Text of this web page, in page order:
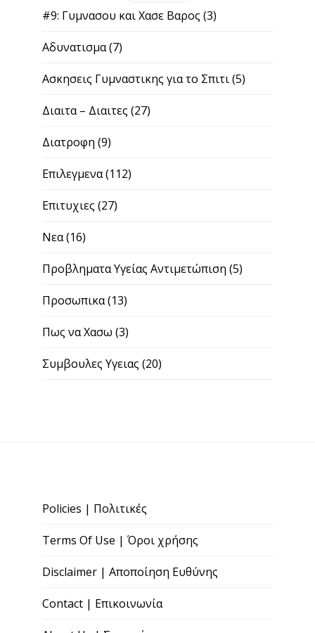
#9: Γυμνασου και Χασε Βαρος (3)
Αδυνατισμα(7)
Ασκησεις Γυμναστικης για το Σπιτι(5)
Διαιτα – Διαιτες (27)
Διατροφη (9)
Επιλεγμενα(112)
Επιτυχιες (27)
Νεα(16)
Προβληματα Υγείας Αντιμετώπιση (5)
Προσωπικα(13)
Πως να Χασω (3)
Συμβουλες Υγειας (20)
Policies | Πολιτικές
Terms Of Use | Όροι χρήσης
Disclaimer | Αποποίηση Ευθύνης
Contact | Επικοινωνία